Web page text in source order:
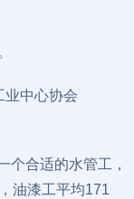
业中心协会
个合适的水管工，
油漆工平均171